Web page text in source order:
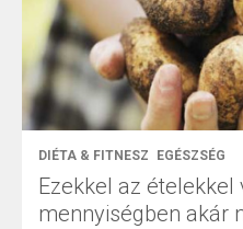
DIÉTA & FITNESZ EGÉSZSÉG
Ezekkel az ételekkel
mennyiségben akár